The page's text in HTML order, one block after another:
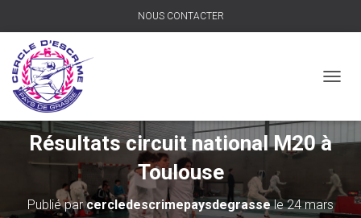
NOUS CONTACTER
P
R
L
A
Résultats circuit national M20 à
Toulouse
Publié parcercledescrimepaysdegrassele24 mars